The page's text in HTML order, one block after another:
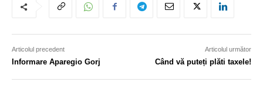
Articolul precedent
Informare Aparegio Gorj
Articolul următor
Când vă puteți plăti taxele!